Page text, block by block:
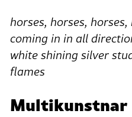
horses, horses, horses,
coming in in all
white shining silver
flames
Multikunstnar